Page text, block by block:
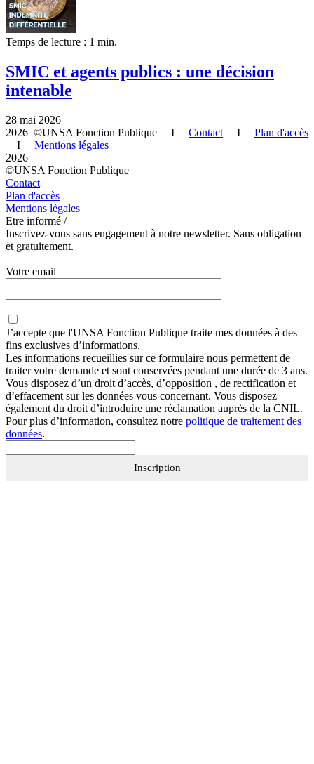
Temps de lecture : 1 min.
SMIC et agents publics : une décision
intenable
28 mai 2026
2026 ©UNSA Fonction Publique I ContactI Plan d'accès
I Mentions légales
2026
©UNSA Fonction Publique
Contact
Plan d'accès
Mentions légales
Etre informé /
Inscrivez-vous sans engagement à notre newsletter. Sans obligation
et gratuitement.
Votre email
J’accepte que l'UNSA Fonction Publique traite mes données à des
fins exclusives d’informations.
Les informations recueillies sur ce formulaire nous permettent de
traiter votre demande et sont conservées pendant une durée de 3 ans.
Vous disposez d’un droit d’accès, d’opposition , de rectification et
d’effacement sur les données vous concernant. Vous disposez
également du droit d’introduire une réclamation auprès de la CNIL.
Pour plus d’information, consultez notre politique de traitement des
données.
Inscription